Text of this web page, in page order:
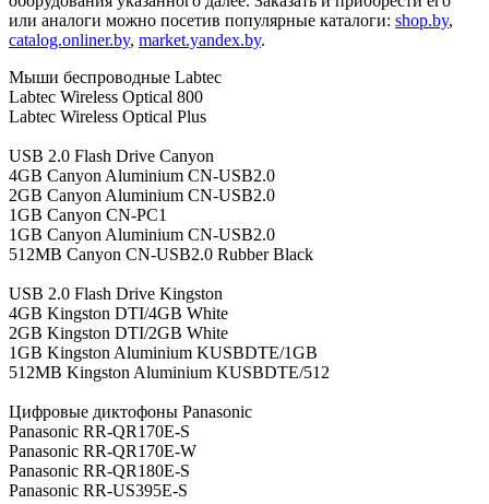
или аналоги можно посетив популярные каталоги: shop.by,
catalog.onliner.by, market.yandex.by.
Мыши беспроводные Labtec
Labtec Wireless Optical 800
Labtec Wireless Optical Plus
USB 2.0 Flash Drive Canyon
4GB Canyon Aluminium CN-USB2.0
2GB Canyon Aluminium CN-USB2.0
1GB Canyon CN-PC1
1GB Canyon Aluminium CN-USB2.0
512MB Canyon CN-USB2.0 Rubber Black
USB 2.0 Flash Drive Kingston
4GB Kingston DTI/4GB White
2GB Kingston DTI/2GB White
1GB Kingston Aluminium KUSBDTE/1GB
512MB Kingston Aluminium KUSBDTE/512
Цифровые диктофоны Panasonic
Panasonic RR-QR170E-S
Panasonic RR-QR170E-W
Panasonic RR-QR180E-S
Panasonic RR-US395E-S